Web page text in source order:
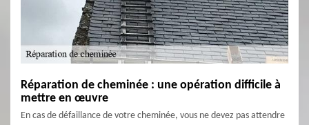
Réparation de cheminée : une opération difficile à
mettre en œuvre
En cas de défaillance de votre cheminée, vous ne devez pas attendre